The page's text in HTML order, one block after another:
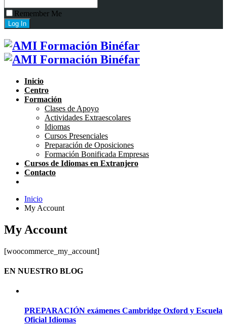
Remember Me
Inicio
Centro
Formación
Clases de Apoyo
Actividades Extraescolares
Idiomas
Cursos Presenciales
Preparación de Oposiciones
Formación Bonificada Empresas
Cursos de Idiomas en Extranjero
Contacto
Inicio
My Account
My Account
[woocommerce_my_account]
EN NUESTRO BLOG
PREPARACIÓN exámenes Cambridge Oxford y Escuela
Oficial Idiomas